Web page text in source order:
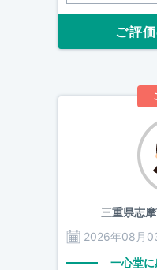
ご評
三重県志
2026年08月
一心堂